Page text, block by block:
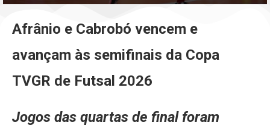
Afrânio e Cabrobó vencem e
avançam às semifinais da Copa
TVGR de Futsal 2026
Jogos das quartas de final foram